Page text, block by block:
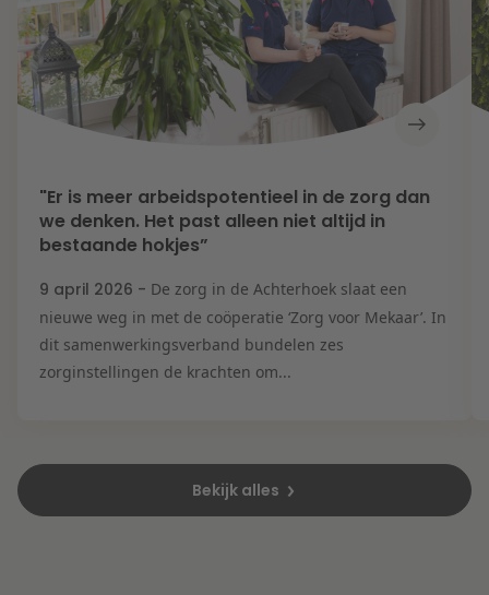
"Er is meer arbeidspotentieel in de zorg dan
we denken. Het past alleen niet altijd in
bestaande hokjes”
9 april 2026 - De zorg in de Achterhoek slaat een
nieuwe weg in met de coöperatie ‘Zorg voor Mekaar’. In
dit samenwerkingsverband bundelen zes
zorginstellingen de krachten om...
Bekijk alles